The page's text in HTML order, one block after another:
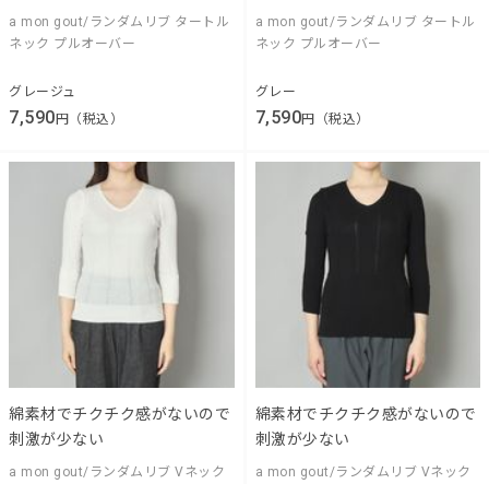
a mon gout/ランダムリブ タートル
ネック プルオーバー
グレージュ
7,590 円（税込）
a mon gout/ランダムリブ タートル
ネック プルオーバー
グレー
7,590円（税込）
綿素材でチクチク感がないので
刺激が少ない
a mon gout/ランダムリブ Vネック
綿素材でチクチク感がないので
刺激が少ない
a mon gout/ランダムリブ Vネック